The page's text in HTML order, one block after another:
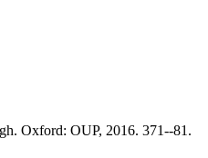
Oxford: OUP, 2016. 371--81.